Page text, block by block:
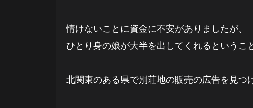
情けないことに資金に不安がありましたが、
ひとり身の娘が大半を出してくれるというこ
北関東のある県で別荘地の販売の広告を見つ